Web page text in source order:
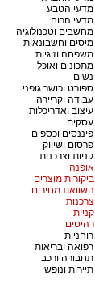
מדעי הטבע
מדעי הרוח
מחשבים וטכנולוגיה
מיסים וחשבונאות
משפחה וזוגיות
מתכונים ואוכל
נשים
ספורט וכושר גופני
עבודה וקריירה
עיצוב ואדריכלות
עסקים
פיננסים וכספים
פרסום ושיווק
קניות וצרכנות
אופנה
ביקורות מוצרים
השוואת מחירים
צרכנות
קניות
רהיטים
רוחניות
רפואה ובריאות
תחבורה ורכב
תיירות ונופש